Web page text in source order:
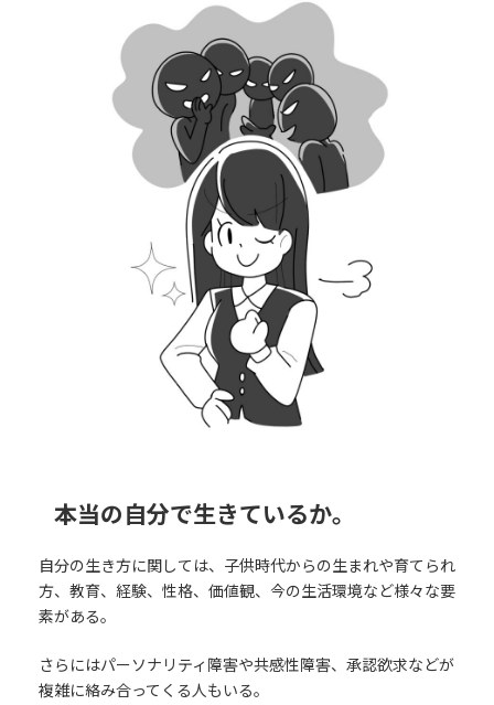
本当の自分で生きているか。
自分の生き方に関しては、子供時代からの生まれや育てられ
方、教育、経験、性格、価値観、今の生活環境など様々な要
素がある。
さらにはパーソナリティ障害や共感性障害、承認欲求などが
複雑に絡み合ってくる人もいる。